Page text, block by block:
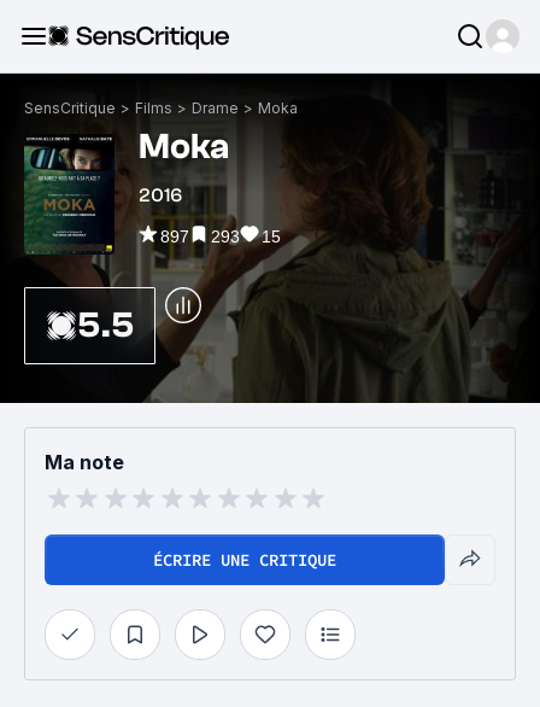
SensCritique > Films > Drame > Moka
Moka
2016
897 293 15
5.5
Ma note
ÉCRIRE UNE CRITIQUE